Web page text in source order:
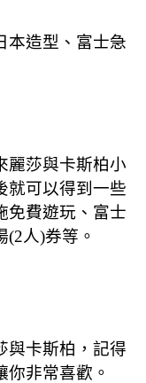
本造型、富士急
麗莎與卡斯柏小
就可以得到一些
免費遊玩、富士
人)券等。
與卡斯柏，記得
非常喜歡。